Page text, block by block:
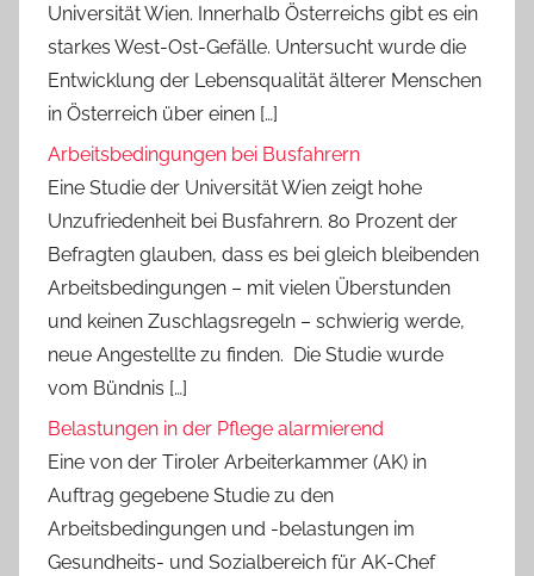
Universität Wien. Innerhalb Österreichs gibt es ein
starkes West-Ost-Gefälle. Untersucht wurde die
Entwicklung der Lebensqualität älterer Menschen
in Österreich über einen […]
Arbeitsbedingungen bei Busfahrern
Eine Studie der Universität Wien zeigt hohe
Unzufriedenheit bei Busfahrern. 80 Prozent der
Befragten glauben, dass es bei gleich bleibenden
Arbeitsbedingungen – mit vielen Überstunden
und keinen Zuschlagsregeln – schwierig werde,
neue Angestellte zu finden. Die Studie wurde
vom Bündnis […]
Belastungen in der Pflege alarmierend
Eine von der Tiroler Arbeiterkammer (AK) in
Auftrag gegebene Studie zu den
Arbeitsbedingungen und -belastungen im
Gesundheits- und Sozialbereich für AK-Chef